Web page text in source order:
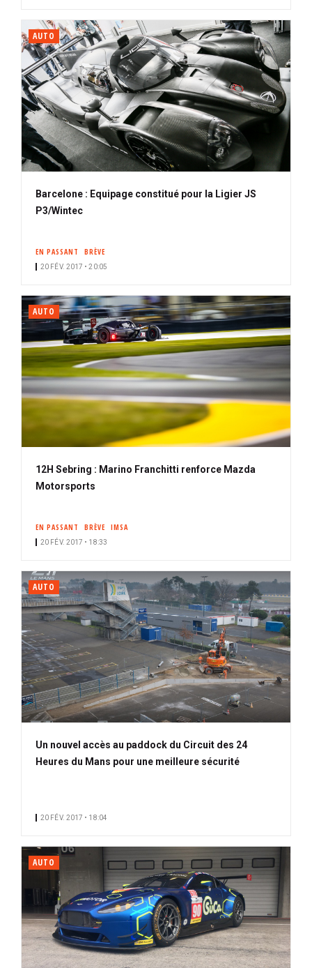
AUTO
Barcelone : Equipage constitué pour la Ligier JS
P3/Wintec
EN PASSANT BRÈVE
20 FÉV. 2017 • 20:05
AUTO
12H Sebring : Marino Franchitti renforce Mazda
Motorsports
EN PASSANT BRÈVE IMSA
20 FÉV. 2017 • 18:33
AUTO
Un nouvel accès au paddock du Circuit des 24
Heures du Mans pour une meilleure sécurité
20 FÉV. 2017 • 18:04
AUTO